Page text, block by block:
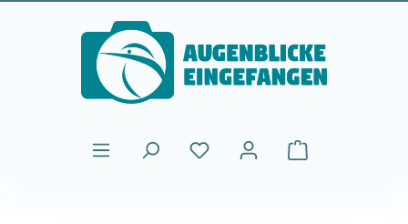
Passer au contenu principal
Le panier